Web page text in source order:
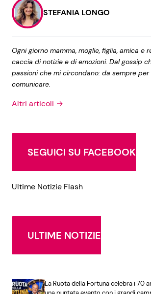
STEFANIA LONGO
Ogni giorno mamma, moglie, figlia, amica e
caccia di notizie e di emozioni. Dal gossip
passioni che mi circondano: da sempre per
comunicare.
Altri articoli →
SEGUICI SU FACEBOOK
Ultime Notizie Flash
ULTIME NOTIZIE
La Ruota della Fortuna celebra i 70